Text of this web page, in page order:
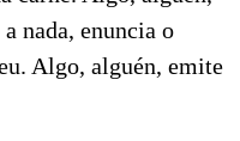
nada, enuncia o
Algo, alguén, emite